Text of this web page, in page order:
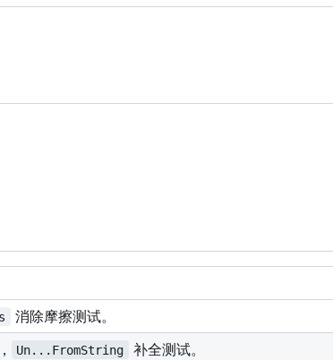
消除摩擦测试。
Un...FromString 补全测试。